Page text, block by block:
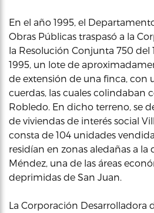
En el año 1995, el
Obras Públicas traspasó a la
la Resolución Conjunta 750 del
1995, un lote de
de extensión de una finca, con
cuerdas, las cuales colindaban
Robledo. En dicho terreno, se
de viviendas de interés social
consta de 104 unidades
residían en zonas aledañas a la
Méndez, una de las áreas
deprimidas de San Juan.
La Corporación Desarrolladora